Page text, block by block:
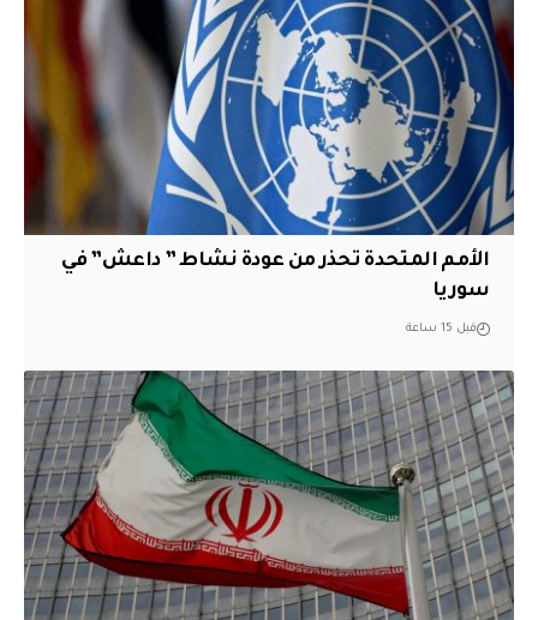
الأمم المتحدة تحذر من عودة نشاط ” داعش” في
سوريا
قبل 15 ساعة